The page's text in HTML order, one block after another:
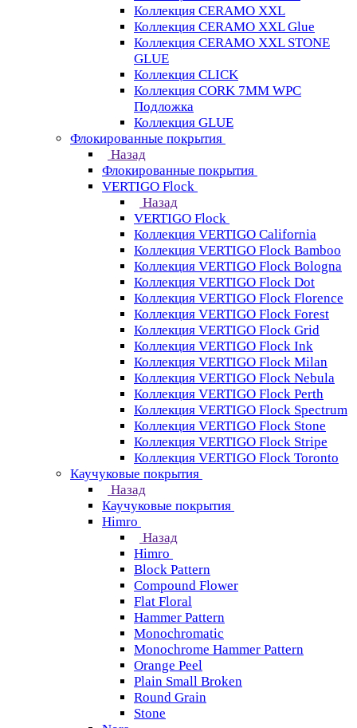
Коллекция CERAMO XXL
Коллекция CERAMO XXL Glue
Коллекция CERAMO XXL STONE
GLUE
Коллекция CLICK
Коллекция CORK 7MM WPC
Подложка
Коллекция GLUE
Флокированные покрытия
Назад
Флокированные покрытия
VERTIGO Flock
Назад
VERTIGO Flock
Коллекция VERTIGO California
Коллекция VERTIGO Flock Bamboo
Коллекция VERTIGO Flock Bologna
Коллекция VERTIGO Flock Dot
Коллекция VERTIGO Flock Florence
Коллекция VERTIGO Flock Forest
Коллекция VERTIGO Flock Grid
Коллекция VERTIGO Flock Ink
Коллекция VERTIGO Flock Milan
Коллекция VERTIGO Flock Nebula
Коллекция VERTIGO Flock Perth
Коллекция VERTIGO Flock Spectrum
Коллекция VERTIGO Flock Stone
Коллекция VERTIGO Flock Stripe
Коллекция VERTIGO Flock Toronto
Каучуковые покрытия
Назад
Каучуковые покрытия
Himro
Назад
Himro
Block Pattern
Compound Flower
Flat Floral
Hammer Pattern
Monochromatic
Monochrome Hammer Pattern
Orange Peel
Plain Small Broken
Round Grain
Stone